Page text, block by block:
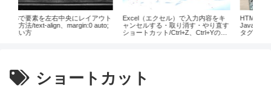
Excel（エクセル）で入力内容をキ
ャンセルする・取り消す・やり直す
ショートカット/Ctrl+Z、Ctrl+Yの使
HTMLでCanvas領域を作り、
JavaScriptで描画する方法/Canvas
タグの使い方
ショートカット